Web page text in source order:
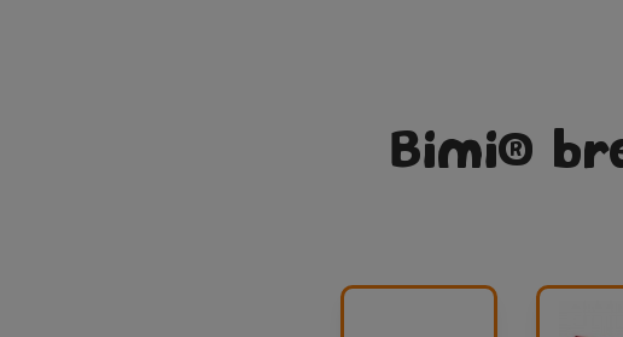
Bimi®